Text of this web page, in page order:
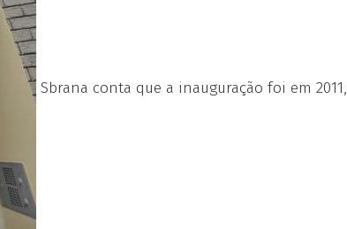
Sbrana conta que a inauguração foi em 2011,